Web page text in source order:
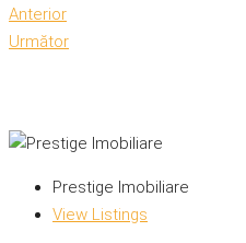
Anterior
Următor
Prestige Imobiliare
View Listings